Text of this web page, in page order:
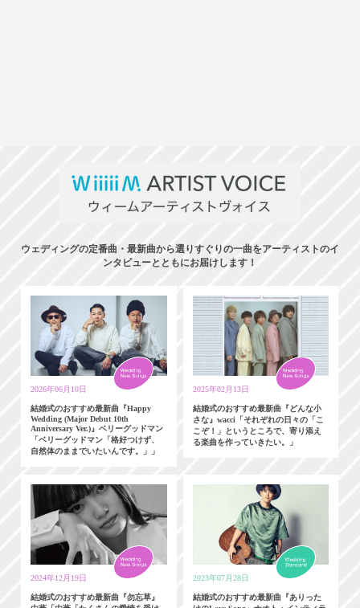
ウェディングの定番曲・最新曲から選りすぐりの一曲をアーティストのイ
ンタビューとともにお届けします！
2026年06月10日
結婚式のおすすめ最新曲『Happy
Wedding (Major Debut 10th
Anniversary Ver.)』ベリーグッドマン
「ベリーグッドマン「格好つけず、
自然体のままでいたいんです。」」
2025年02月13日
結婚式のおすすめ最新曲『どんな小
さな』wacci「それぞれの日々の「こ
こぞ！」というところで、寄り添え
る楽曲を作っていきたい。」
2024年12月19日
結婚式のおすすめ最新曲『勿忘草』
2023年07月28日
結婚式のおすすめ最新曲『ありった